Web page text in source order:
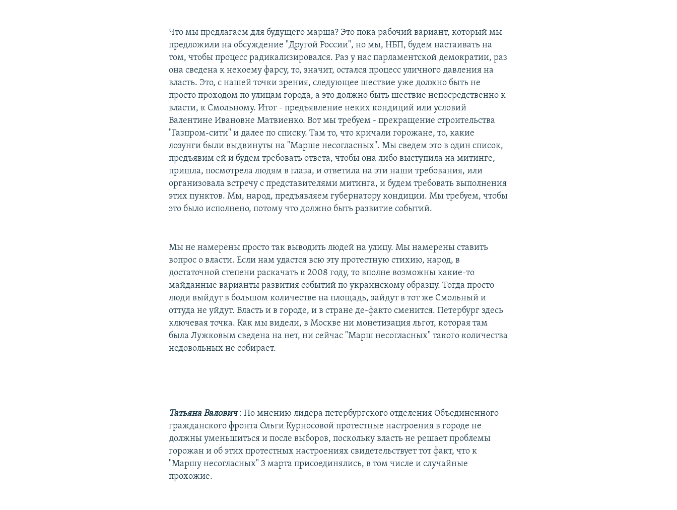
Что мы предлагаем для будущего марша? Это пока рабочий вариант, который мы
предложили на обсуждение "Другой России", но мы, НБП, будем настаивать на
том, чтобы процесс радикализировался. Раз у нас парламентской демократии, раз
она сведена к некоему фарсу, то, значит, остался процесс уличного давления на
власть. Это, с нашей точки зрения, следующее шествие уже должно быть не
просто проходом по улицам города, а это должно быть шествие непосредственно к
власти, к Смольному. Итог - предъявление неких кондиций или условий
Валентине Ивановне Матвиенко. Вот мы требуем - прекращение строительства
"Газпром-сити" и далее по списку. Там то, что кричали горожане, то, какие
лозунги были выдвинуты на "Марше несогласных". Мы сведем это в один список,
предъявим ей и будем требовать ответа, чтобы она либо выступила на митинге,
пришла, посмотрела людям в глаза, и ответила на эти наши требования, или
организовала встречу с представителями митинга, и будем требовать выполнения
этих пунктов. Мы, народ, предъявляем губернатору кондиции. Мы требуем, чтобы
это было исполнено, потому что должно быть развитие событий.
Мы не намерены просто так выводить людей на улицу. Мы намерены ставить
вопрос о власти. Если нам удастся всю эту протестную стихию, народ, в
достаточной степени раскачать к 2008 году, то вполне возможны какие-то
майданные варианты развития событий по украинскому образцу. Тогда просто
люди выйдут в большом количестве на площадь, зайдут в тот же Смольный и
оттуда не уйдут. Власть и в городе, и в стране де-факто сменится. Петербург здесь
ключевая точка. Как мы видели, в Москве ни монетизация льгот, которая там
была Лужковым сведена на нет, ни сейчас "Марш несогласных" такого количества
недовольных не собирает.
Татьяна Валович: По мнению лидера петербургского отделения Объединенного
гражданского фронта Ольги Курносовой протестные настроения в городе не
должны уменьшиться и после выборов, поскольку власть не решает проблемы
горожан и об этих протестных настроениях свидетельствует тот факт, что к
"Маршу несогласных" 3 марта присоединялись, в том числе и случайные
прохожие.